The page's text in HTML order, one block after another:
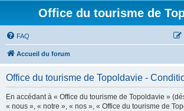
Office du tourisme de
FAQ
Accueil du forum
Office du tourisme de Topoldavie -
En accédant à « Office du tourisme de Topoldavie »
« nous », « notre », « nos », « Office du tourisme de